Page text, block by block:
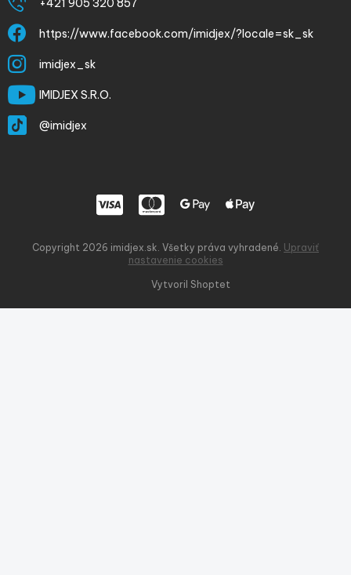
+421 905 320 857
https://www.facebook.com/imidjex/?locale=sk_sk
imidjex_sk
IMIDJEX S.R.O.
@imidjex
Vytvoril Shoptet
Copyright 2026 imidjex.sk . Všetky práva vyhradené. Upraviť
nastavenie cookies